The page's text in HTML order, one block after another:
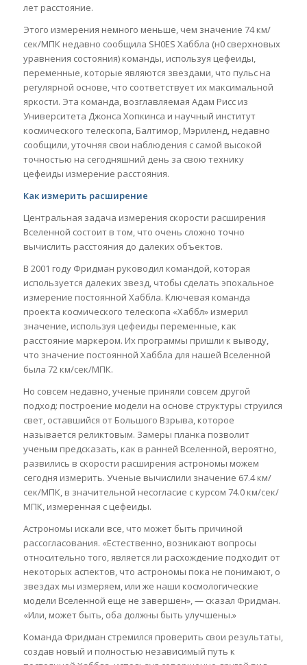
лет расстояние.
Этого измерения немного меньше, чем значение 74 км/
сек/МПК недавно сообщила SH0ES Хаббла (н0 сверхновых
уравнения состояния) команды, используя цефеиды,
переменные, которые являются звездами, что пульс на
регулярной основе, что соответствует их максимальной
яркости. Эта команда, возглавляемая Адам Рисс из
Университета Джонса Хопкинса и научный институт
космического телескопа, Балтимор, Мэриленд, недавно
сообщили, уточняя свои наблюдения с самой высокой
точностью на сегодняшний день за свою технику
цефеиды измерение расстояния.
Как измерить расширение
Центральная задача измерения скорости расширения
Вселенной состоит в том, что очень сложно точно
вычислить расстояния до далеких объектов.
В 2001 году Фридман руководил командой, которая
используется далеких звезд, чтобы сделать эпохальное
измерение постоянной Хаббла. Ключевая команда
проекта космического телескопа «Хаббл» измерил
значение, используя цефеиды переменные, как
расстояние маркером. Их программы пришли к выводу,
что значение постоянной Хаббла для нашей Вселенной
была 72 км/сек/МПК.
Но совсем недавно, ученые приняли совсем другой
подход: построение модели на основе структуры струился
свет, оставшийся от Большого Взрыва, которое
называется реликтовым. Замеры планка позволит
ученым предсказать, как в ранней Вселенной, вероятно,
развились в скорости расширения астрономы можем
сегодня измерить. Ученые вычислили значение 67.4 км/
сек/МПК, в значительной несогласие с курсом 74.0 км/сек/
МПК, измеренная с цефеиды.
Астрономы искали все, что может быть причиной
рассогласования. «Естественно, возникают вопросы
относительно того, является ли расхождение подходит от
некоторых аспектов, что астрономы пока не понимают, о
звездах мы измеряем, или же наши космологические
модели Вселенной еще не завершен», — сказал Фридман.
«Или, может быть, оба должны быть улучшены.»
Команда Фридман стремился проверить свои результаты,
создав новый и полностью независимый путь к